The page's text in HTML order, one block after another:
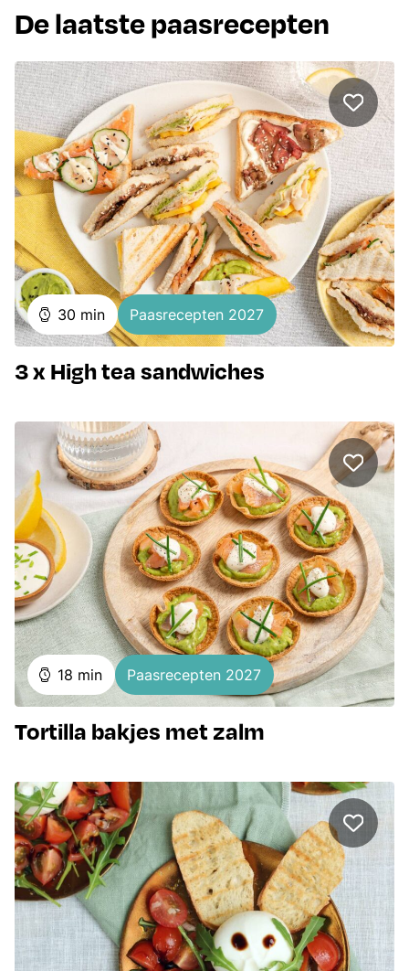
De laatste paasrecepten
30 minuten
min Paasrecepten 2027
3 x High tea sandwiches
18 minuten
min Paasrecepten 2027
Tortilla bakjes met zalm